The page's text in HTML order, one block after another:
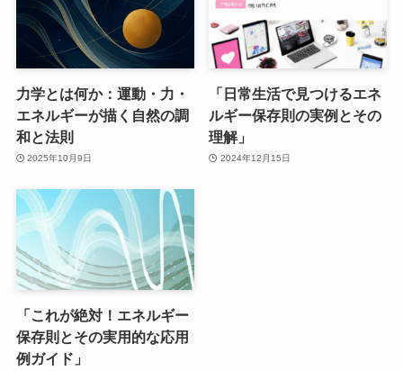
力学とは何か：運動・力・
エネルギーが描く自然の調
和と法則
2025年10月9日
「日常生活で見つけるエネ
ルギー保存則の実例とその
理解」
2024年12月15日
「これが絶対！エネルギー
保存則とその実用的な応用
例ガイド」